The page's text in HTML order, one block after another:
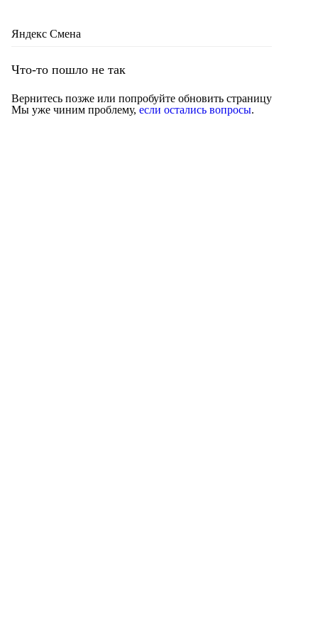
Яндекс Смена
Что-то пошло не так
Вернитесь позже или попробуйте обновить страницу
Мы уже чиним проблему, если остались вопросы.